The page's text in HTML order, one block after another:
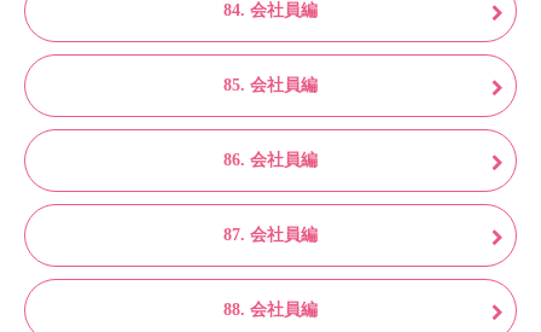
84. 会社員編
85. 会社員編
86. 会社員編
87. 会社員編
88. 会社員編